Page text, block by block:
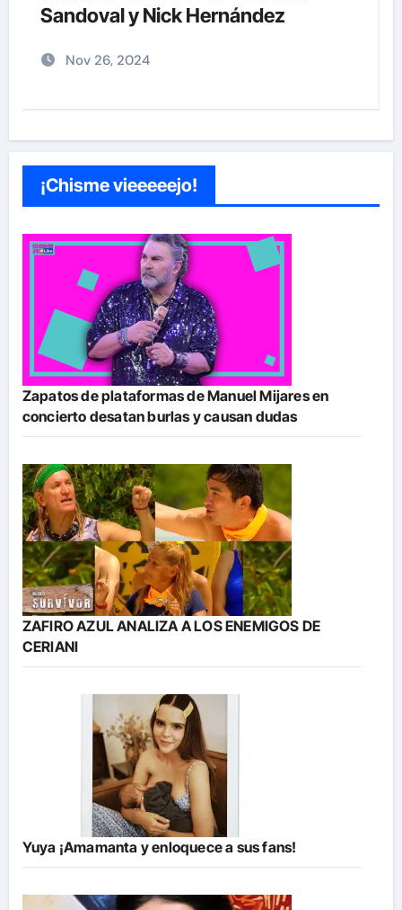
Sandoval y Nick Hernández
Nov 26, 2024
¡Chisme vieeeeejo!
Zapatos de plataformas de Manuel Mijares en
concierto desatan burlas y causan dudas
ZAFIRO AZUL ANALIZA A LOS ENEMIGOS DE
CERIANI
Yuya ¡Amamanta y enloquece a sus fans!